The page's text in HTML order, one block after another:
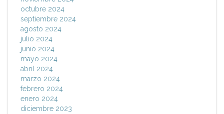
octubre 2024
septiembre 2024
agosto 2024
julio 2024
junio 2024
mayo 2024
abril 2024
marzo 2024
febrero 2024
enero 2024
diciembre 2023